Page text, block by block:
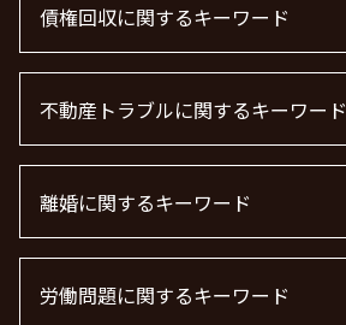
m&a 弁護士費用 相場
顧問弁護士 費用 中小企業
顧問弁護士 個人事業主
企業法務
企業法務 弁護士
退職勧奨 言ってはいけない
企業法務とは
m&a 弁護士 費用
下請法 改正 2026
顧問弁護士
債権回収に関するキーワード
売掛金 未回収
債権回収 個人
借金 時効
弁護士 債権回収 流れ
債権回収
借金 時効の援用 その後
債権回収 弁護士 完全成功報酬
不動産トラブルに関するキーワード
不動産 トラブル相談
不動産トラブル 弁護士
不動産トラブル 相談
不動産屋 トラブル 相談
離婚に関するキーワード
面会交流権
労働問題に関するキーワード